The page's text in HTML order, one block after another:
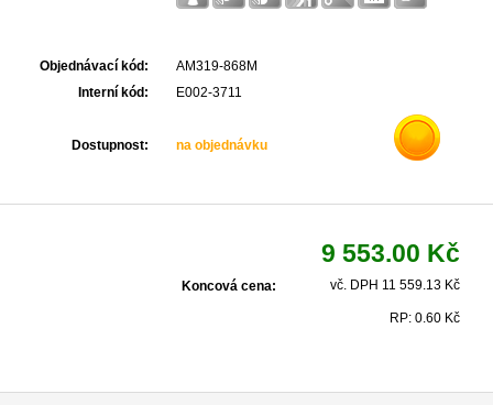
Objednávací kód:
AM319-868M
Interní kód:
E002-3711
Dostupnost: na objednávku
Koncová cena:
9 553.00 Kč
vč. DPH 11 559.13 Kč
RP: 0.60 Kč